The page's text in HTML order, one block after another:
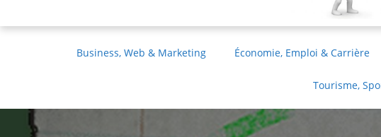
Business, Web & Marketing Économie, Emploi & Carrière
Tourisme,